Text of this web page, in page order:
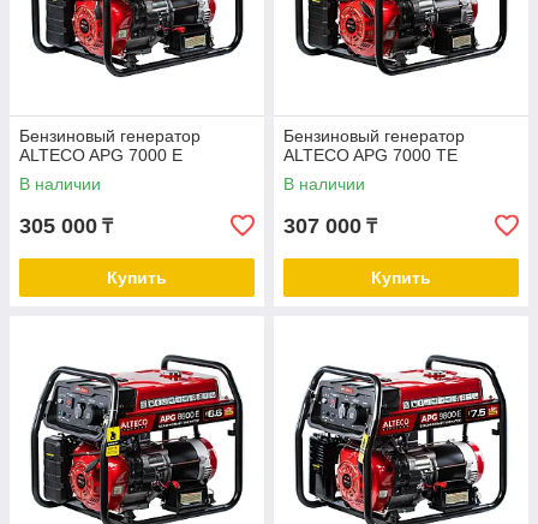
Бензиновый генератор
ALTECO APG 7000 E
В наличии
305 000 ₸
Купить
Бензиновый генератор
ALTECO APG 7000 TE
В наличии
307 000 ₸
Купить